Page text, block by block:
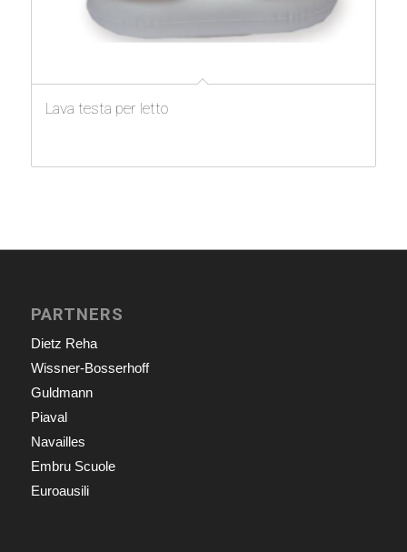
Lava testa per letto
PARTNERS
Dietz Reha
Wissner-Bosserhoff
Guldmann
Piaval
Navailles
Embru Scuole
Euroausili